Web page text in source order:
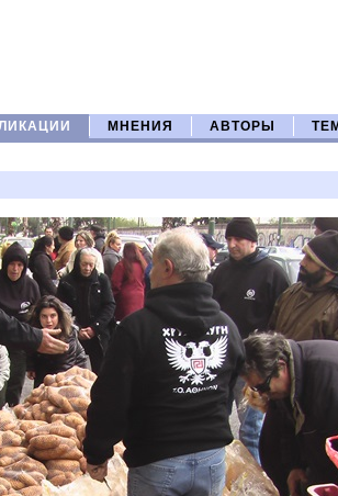
МНЕНИЯ АВТОРЫ